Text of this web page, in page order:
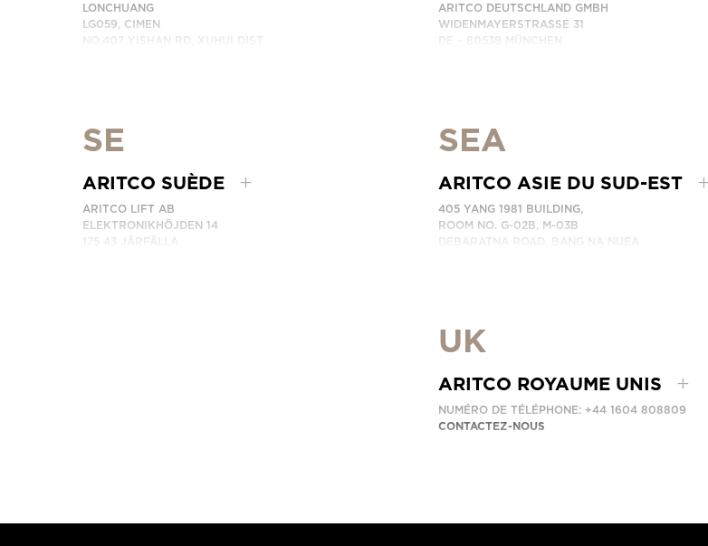
LONCHUANG
LG059, CIMEN
NO.407 YISHAN RD, XUHUI DIST.
ARITCO DEUTSCHLAND GMBH
WIDENMAYERSTRASSE 31
DE – 80538 MÜNCHEN
SE
ARITCO SUÈDE
ARITCO LIFT AB
ELEKTRONIKHÖJDEN 14
175 43 JÄRFÄLLA
SEA
ARITCO ASIE DU SUD-EST
405 YANG 1981 BUILDING,
ROOM NO. G-02B, M-03B
DEBARATNA ROAD, BANG NA NUEA,
UK
ARITCO ROYAUME UNIS
NUMÉRO DE TÉLÉPHONE: +44 1604 808809
CONTACTEZ-NOUS